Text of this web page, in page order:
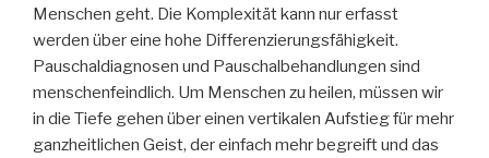
Menschen geht. Die Komplexität kann nur erfasst
werden über eine hohe Differenzierungsfähigkeit.
Pauschaldiagnosen und Pauschalbehandlungen sind
menschenfeindlich. Um Menschen zu heilen, müssen wir
in die Tiefe gehen über einen vertikalen Aufstieg für mehr
ganzheitlichen Geist, der einfach mehr begreift und das